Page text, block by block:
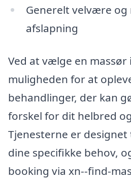
Generelt velvære og
afslapning
Ved at vælge en massør
muligheden for at
behandlinger, der kan
forskel for dit helbred
Tjenesterne er designet
dine specifikke behov,
booking via xn--find-